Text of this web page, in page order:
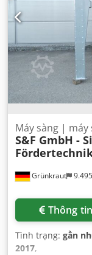
Grünkraut
Máy sàng | máy
S&F GmbH -
Thông
Tình trạng: gần
2017,